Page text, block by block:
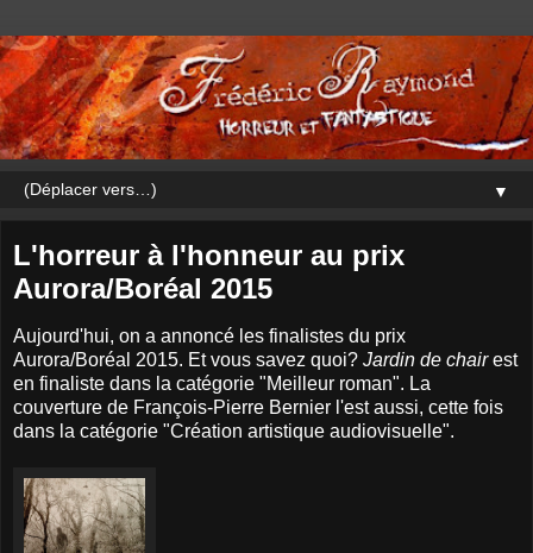
▼
L'horreur à l'honneur au prix
Aurora/Boréal 2015
Aujourd'hui, on a annoncé les finalistes du prix
Aurora/Boréal 2015. Et vous savez quoi? Jardin de chairest
en finaliste dans la catégorie "Meilleur roman". La
couverture de François-Pierre Bernier l'est aussi, cette fois
dans la catégorie "Création artistique audiovisuelle".